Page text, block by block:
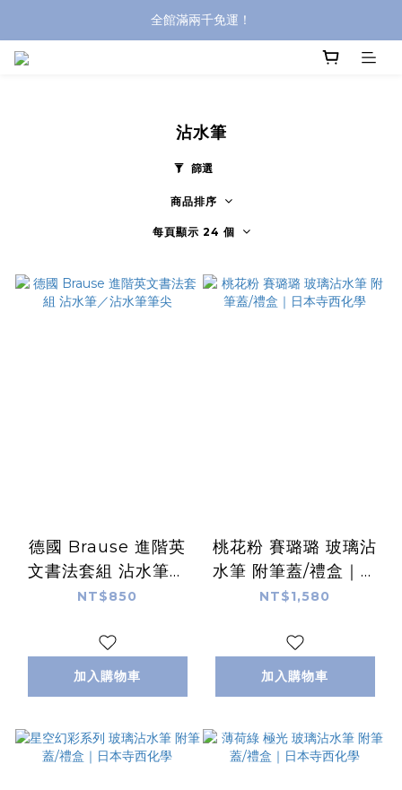
全館滿兩千免運！
登入購買，立即接收出貨通知
沾水筆
篩選
商品排序
每頁顯示 24 個
德國 Brause 進階英
文書法套組 沾水筆／
沾水筆筆尖
NT$850
加入購物車
桃花粉 賽璐璐 玻璃沾
水筆 附筆蓋/禮盒｜日
本寺西化學
NT$1,580
加入購物車